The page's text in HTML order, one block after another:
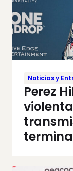
Noticias y
Perez